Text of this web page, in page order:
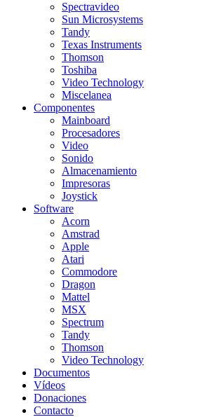
Spectravideo
Sun Microsystems
Tandy
Texas Instruments
Thomson
Toshiba
Video Technology
Miscelanea
Componentes
Mainboard
Procesadores
Video
Sonido
Almacenamiento
Impresoras
Joystick
Software
Acorn
Amstrad
Apple
Atari
Commodore
Dragon
Mattel
MSX
Spectrum
Tandy
Thomson
Video Technology
Documentos
Vídeos
Donaciones
Contacto